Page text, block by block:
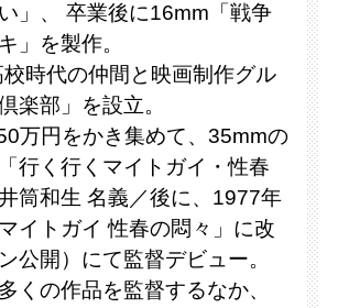
」、 卒業後に16mm「戦争
」を製作。
時代の仲間と映画制作グル
楽部」を設立。
万円をかき集めて、35mmの
行く行くマイトガイ・性春
筒和生 名義／後に、1977年
イトガイ 性春の悶々」に改
公開）にて監督デビュー。
くの作品を監督するなか、